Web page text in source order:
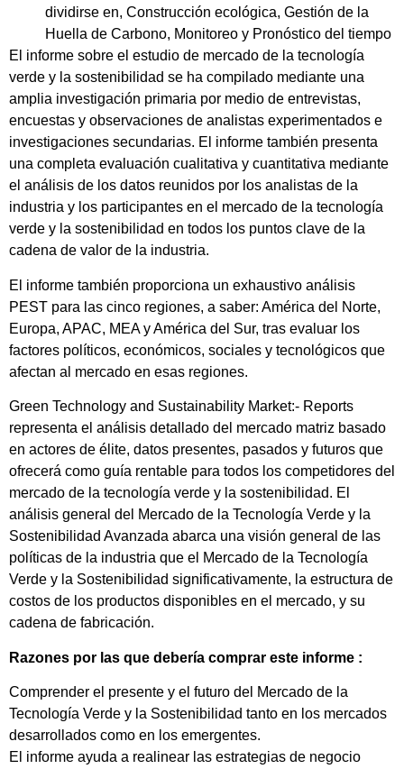
dividirse en, Construcción ecológica, Gestión de la
Huella de Carbono, Monitoreo y Pronóstico del tiempo
El informe sobre el estudio de mercado de la tecnología
verde y la sostenibilidad se ha compilado mediante una
amplia investigación primaria por medio de entrevistas,
encuestas y observaciones de analistas experimentados e
investigaciones secundarias. El informe también presenta
una completa evaluación cualitativa y cuantitativa mediante
el análisis de los datos reunidos por los analistas de la
industria y los participantes en el mercado de la tecnología
verde y la sostenibilidad en todos los puntos clave de la
cadena de valor de la industria.
El informe también proporciona un exhaustivo análisis
PEST para las cinco regiones, a saber: América del Norte,
Europa, APAC, MEA y América del Sur, tras evaluar los
factores políticos, económicos, sociales y tecnológicos que
afectan al mercado en esas regiones.
Green Technology and Sustainability Market:- Reports
representa el análisis detallado del mercado matriz basado
en actores de élite, datos presentes, pasados y futuros que
ofrecerá como guía rentable para todos los competidores del
mercado de la tecnología verde y la sostenibilidad. El
análisis general del Mercado de la Tecnología Verde y la
Sostenibilidad Avanzada abarca una visión general de las
políticas de la industria que el Mercado de la Tecnología
Verde y la Sostenibilidad significativamente, la estructura de
costos de los productos disponibles en el mercado, y su
cadena de fabricación.
Razones por las que debería comprar este informe :
Comprender el presente y el futuro del Mercado de la
Tecnología Verde y la Sostenibilidad tanto en los mercados
desarrollados como en los emergentes.
El informe ayuda a realinear las estrategias de negocio